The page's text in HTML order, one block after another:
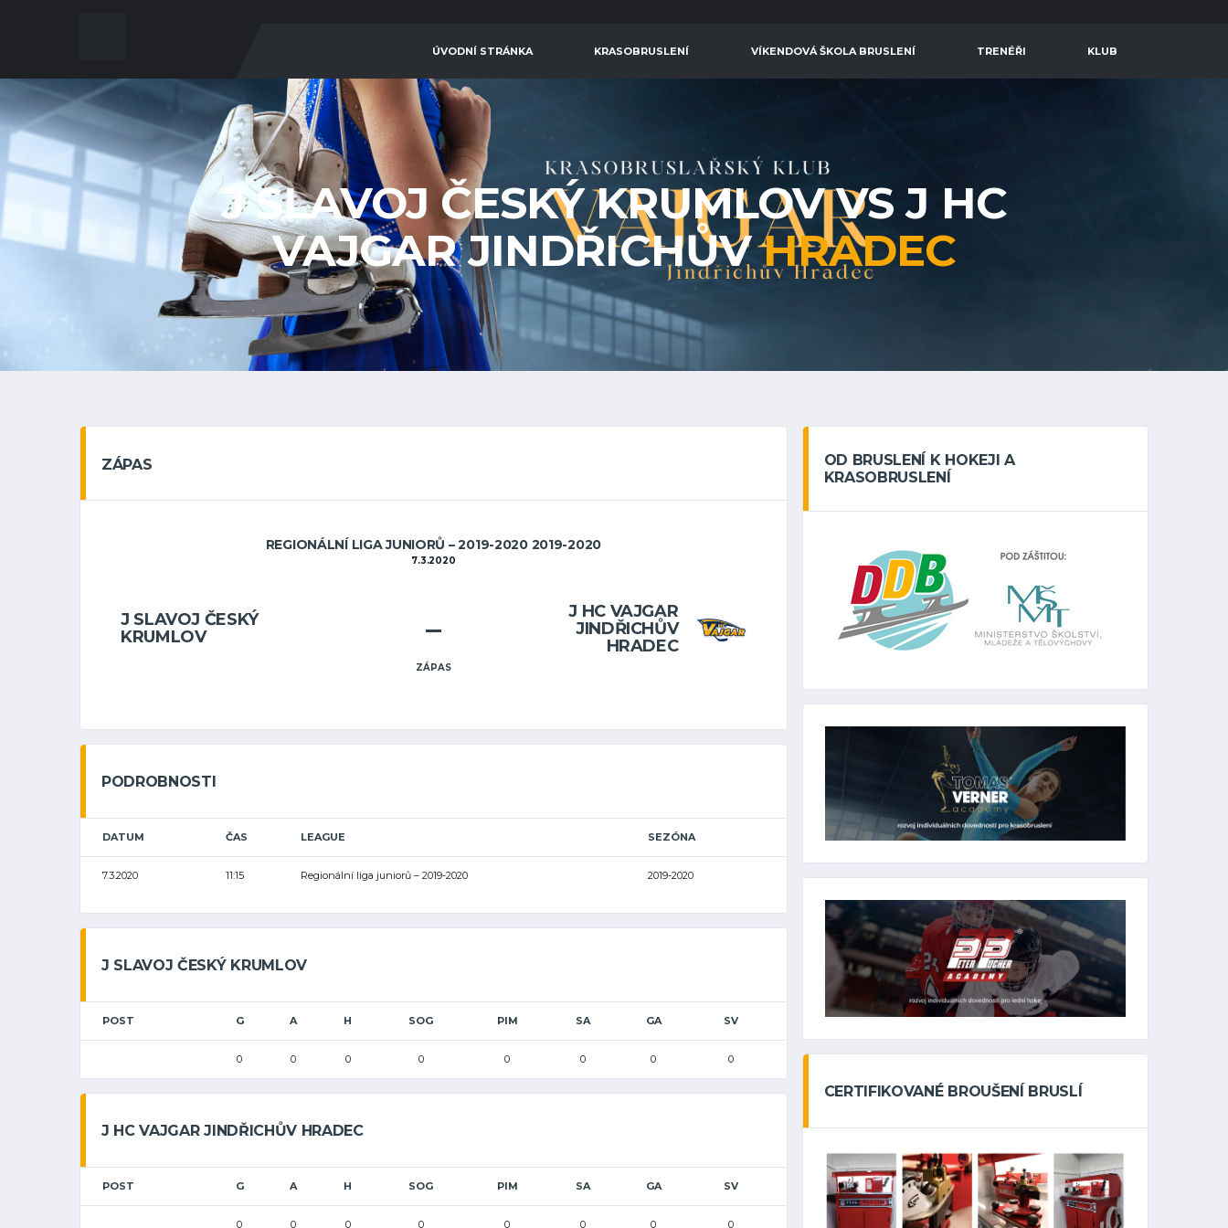
ÚVODNÍ STRÁNKA KRASOBRUSLENÍ VÍKENDOVÁ ŠKOLA BRUSLENÍ TRENÉŘI KLUB
J SLAVOJ ČESKÝ KRUMLOV VS J HC
VAJGAR JINDŘICHŮVHRADEC
ZÁPAS
REGIONÁLNÍ LIGA JUNIORŮ – 2019-2020 2019-2020
7.3.2020
J SLAVOJ ČESKÝ
KRUMLOV
J HC VAJGAR
JINDŘICHŮV
HRADEC
–
ZÁPAS
PODROBNOSTI
DATUM ČAS LEAGUE SEZÓNA
7.3.2020 11:15 Regionální liga juniorů – 2019-2020 2019-2020
J SLAVOJ ČESKÝ KRUMLOV
POST G A H SOG PIM SA GA SV
0 0 0 0 0 0 0 0
J HC VAJGAR JINDŘICHŮV HRADEC
POST G A H SOG PIM SA GA SV
0 0 0 0 0 0 0 0
OD BRUSLENÍ K HOKEJI A
KRASOBRUSLENÍ
CERTIFIKOVANÉ BROUŠENÍ BRUSLÍ